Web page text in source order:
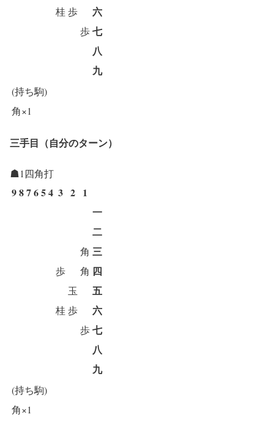
桂 歩 六
歩七
八
九
(持ち駒)
角×1
三手目（自分のターン）
☗1四角打
987654 3 2 1
一
二
角 三
歩 角 四
玉 五
桂 歩 六
歩七
八
九
(持ち駒)
角×1